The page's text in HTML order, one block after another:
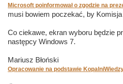
Microsoft poinformował o zgodzie na
musi bowiem poczekać, by
Co ciekawe, ekran wyboru będzie
następcy Windows 7.
Mariusz Błoński
Opracowanie na podstawie